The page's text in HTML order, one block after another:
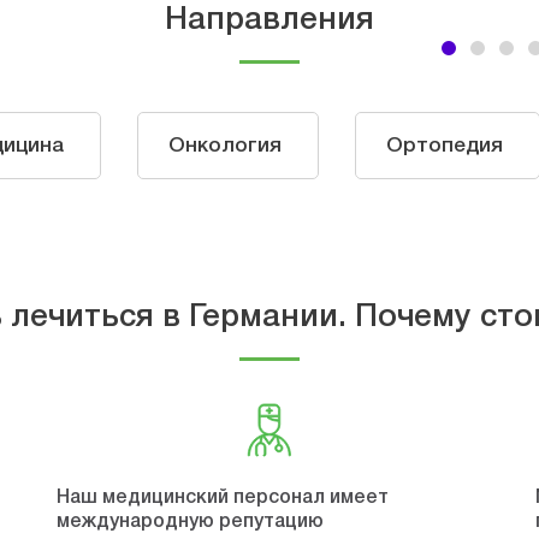
Направления
Онкология Ортопедия
в Германии. Почему
Наш медицинский персонал имеет
международную репутацию